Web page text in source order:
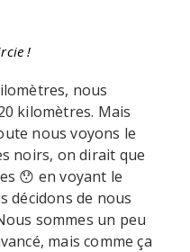
!
nous
kilomètres. Mais
nous voyons le
noirs, on dirait que
😯 en voyant le
décidons de nous
sommes un peu
mais comme ça